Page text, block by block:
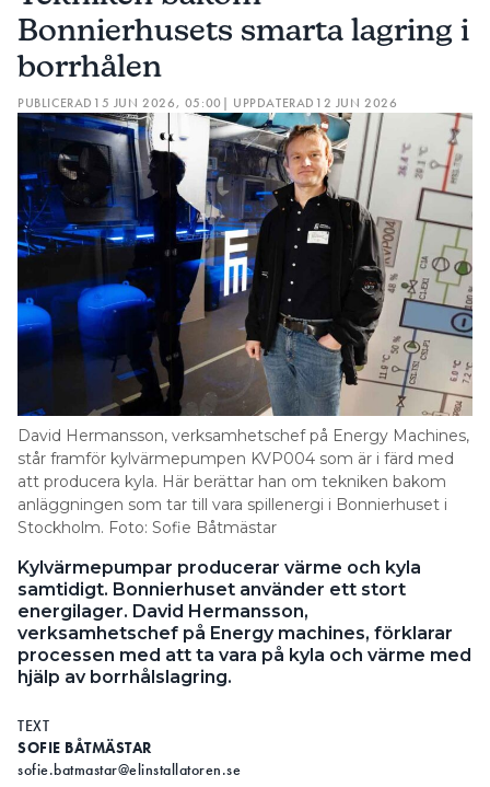
Bonnierhusets smarta lagring i
borrhålen
PUBLICERAD 15 JUN 2026, 05:00 | UPPDATERAD 12 JUN 2026
David Hermansson, verksamhetschef på Energy Machines,
står framför kylvärmepumpen KVP004 som är i färd med
att producera kyla. Här berättar han om tekniken bakom
anläggningen som tar till vara spillenergi i Bonnierhuset i
Stockholm. Foto: Sofie Båtmästar
Kylvärmepumpar producerar värme och kyla
samtidigt. Bonnierhuset använder ett stort
energilager. David Hermansson,
verksamhetschef på Energy machines, förklarar
processen med att ta vara på kyla och värme med
hjälp av borrhålslagring.
TEXT
SOFIE BÅTMÄSTAR
sofie.batmastar@elinstallatoren.se